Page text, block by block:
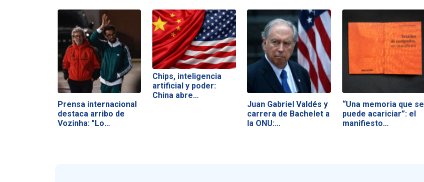
Prensa internacional
destaca arribo de
Vozinha: "Lo…
Chips, inteligencia
artificial y poder:
China abre…
Juan Gabriel Valdés y
carrera de Bachelet a
la ONU:…
“Una memoria que se
puede acariciar”: el
manifiesto…